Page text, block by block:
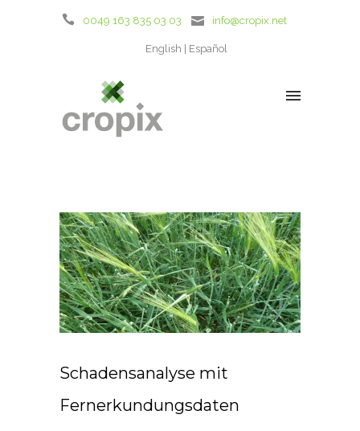
0049 163 835 03 03 info@cropix.net
English Español
Schadensanalyse mit
Fernerkundungsdaten